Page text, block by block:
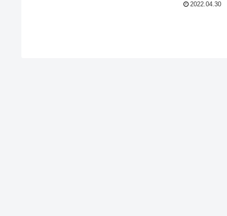
2022.04.30